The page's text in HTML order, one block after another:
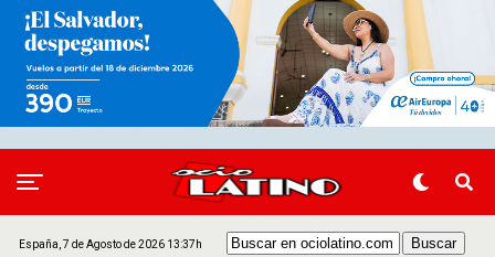
España, 7 de Agosto de 2026 13:37h